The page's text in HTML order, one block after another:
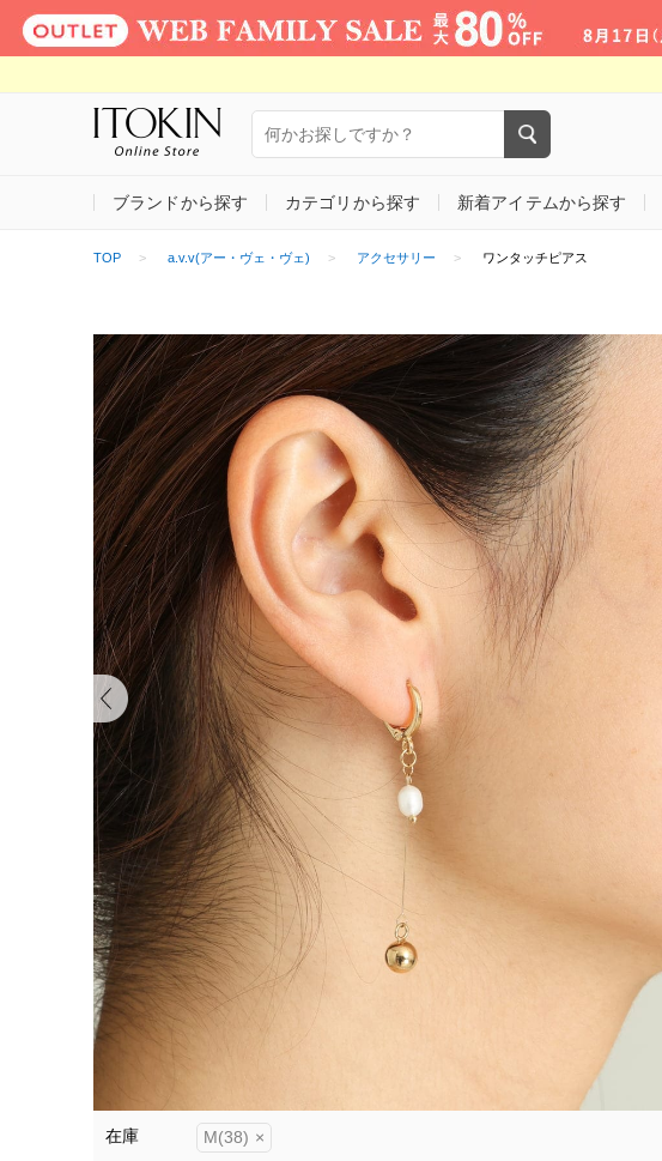
ブランドから探す カテゴリから探す 新着アイテムから探す
TOP a.v.v(アー・ヴェ・ヴェ) アクセサリー ワンタッチピアス
在庫 M(38) ×